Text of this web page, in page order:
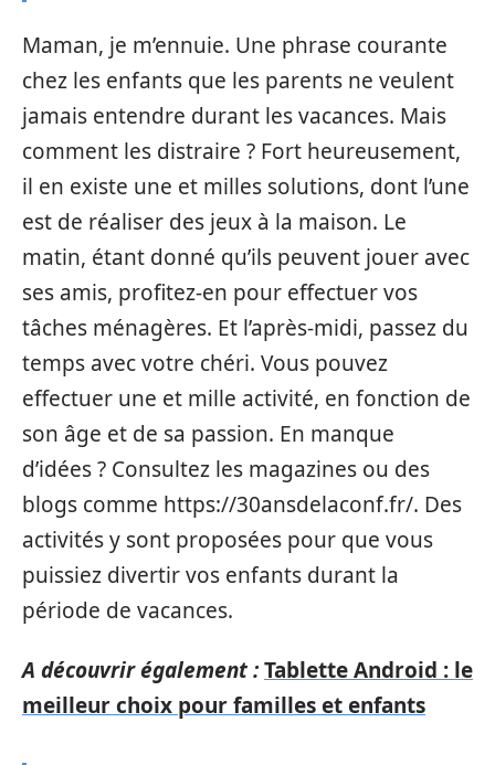
Maman, je m’ennuie. Une phrase courante
chez les enfants que les parents ne veulent
jamais entendre durant les vacances. Mais
comment les distraire ? Fort heureusement,
il en existe une et milles solutions, dont l’une
est de réaliser des jeux à la maison. Le
matin, étant donné qu’ils peuvent jouer avec
ses amis, profitez-en pour effectuer vos
tâches ménagères. Et l’après-midi, passez du
temps avec votre chéri. Vous pouvez
effectuer une et mille activité, en fonction de
son âge et de sa passion. En manque
d’idées ? Consultez les magazines ou des
blogs comme https://30ansdelaconf.fr/. Des
activités y sont proposées pour que vous
puissiez divertir vos enfants durant la
période de vacances.
A découvrir également :Tablette Android : le
meilleur choix pour familles et enfants